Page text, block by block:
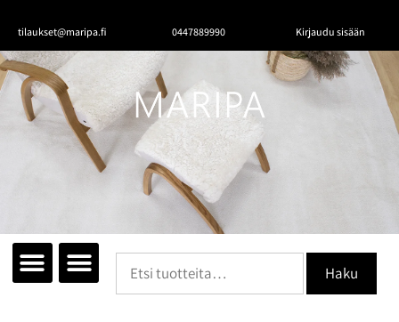
tilaukset@maripa.fi 0447889990 Kirjaudu sisään
Haku